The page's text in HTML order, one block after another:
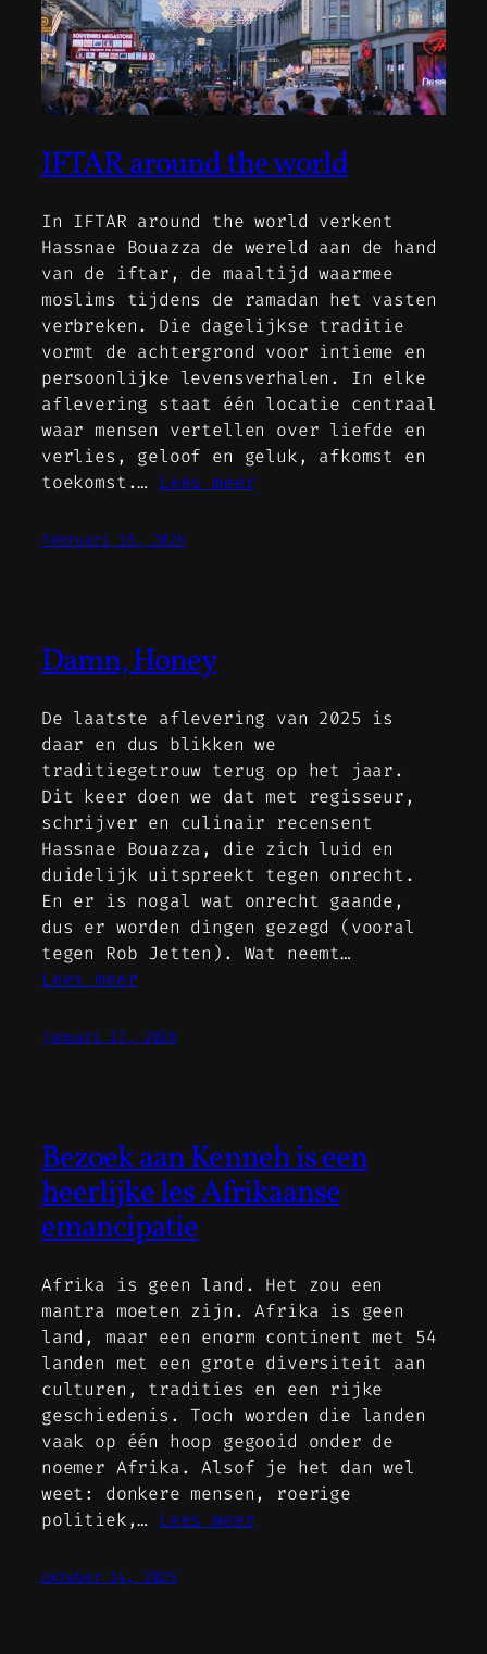
IFTAR around the world
In IFTAR around the world verkent
Hassnae Bouazza de wereld aan de hand
van de iftar, de maaltijd waarmee
moslims tijdens de ramadan het vasten
verbreken. Die dagelijkse traditie
vormt de achtergrond voor intieme en
persoonlijke levensverhalen. In elke
aflevering staat één locatie centraal
waar mensen vertellen over liefde en
verlies, geloof en geluk, afkomst en
toekomst.… Lees meer
februari 18, 2026
Damn, Honey
De laatste aflevering van 2025 is
daar en dus blikken we
traditiegetrouw terug op het jaar.
Dit keer doen we dat met regisseur,
schrijver en culinair recensent
Hassnae Bouazza, die zich luid en
duidelijk uitspreekt tegen onrecht.
En er is nogal wat onrecht gaande,
dus er worden dingen gezegd (vooral
tegen Rob Jetten). Wat neemt…
Lees meer
januari 17, 2026
Bezoek aan Kenneh is een
heerlijke les Afrikaanse
emancipatie
Afrika is geen land. Het zou een
mantra moeten zijn. Afrika is geen
land, maar een enorm continent met 54
landen met een grote diversiteit aan
culturen, tradities en een rijke
geschiedenis. Toch worden die landen
vaak op één hoop gegooid onder de
noemer Afrika. Alsof je het dan wel
weet: donkere mensen, roerige
politiek,… Lees meer
oktober 14, 2025